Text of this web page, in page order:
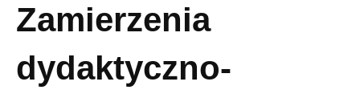
Zamierzenia
dydaktyczno-